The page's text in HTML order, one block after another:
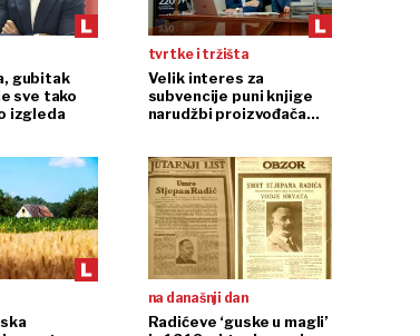
gubitak
sve tako
izgleda
tvrtke i tržišta
Velik interes za
subvencije puni knjige
narudžbi proizvođača
na današnji dan
Radićeve ‘guske u magli’